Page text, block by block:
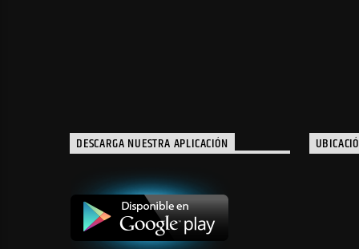
DESCARGA NUESTRA APLICACIÓN